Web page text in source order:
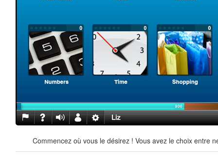
Commencez où vous le désirez ! Vous avez le choix entre